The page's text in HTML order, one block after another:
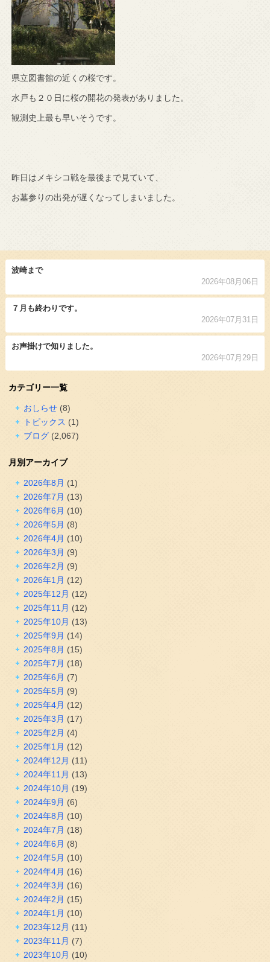
県立図書館の近くの桜です。
水戸も２０日に桜の開花の発表がありました。
観測史上最も早いそうです。
昨日はメキシコ戦を最後まで見ていて、
お墓参りの出発が遅くなってしまいました。
波崎まで
2026年08月06日
７月も終わりです。
2026年07月31日
お声掛けで知りました。
2026年07月29日
カテゴリー一覧
おしらせ(8)
トピックス (1)
ブログ(2,067)
月別アーカイブ
2026年8月 (1)
2026年7月 (13)
2026年6月 (10)
2026年5月 (8)
2026年4月 (10)
2026年3月 (9)
2026年2月 (9)
2026年1月 (12)
2025年12月 (12)
2025年11月 (12)
2025年10月 (13)
2025年9月 (14)
2025年8月 (15)
2025年7月 (18)
2025年6月 (7)
2025年5月 (9)
2025年4月 (12)
2025年3月 (17)
2025年2月 (4)
2025年1月 (12)
2024年12月 (11)
2024年11月 (13)
2024年10月 (19)
2024年9月 (6)
2024年8月 (10)
2024年7月 (18)
2024年6月 (8)
2024年5月 (10)
2024年4月 (16)
2024年3月 (16)
2024年2月 (15)
2024年1月 (10)
2023年12月 (11)
2023年11月 (7)
2023年10月 (10)